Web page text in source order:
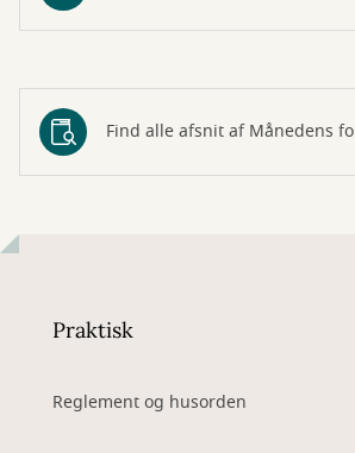
Find alle afsnit af Månedens
Praktisk
Reglement og husorden